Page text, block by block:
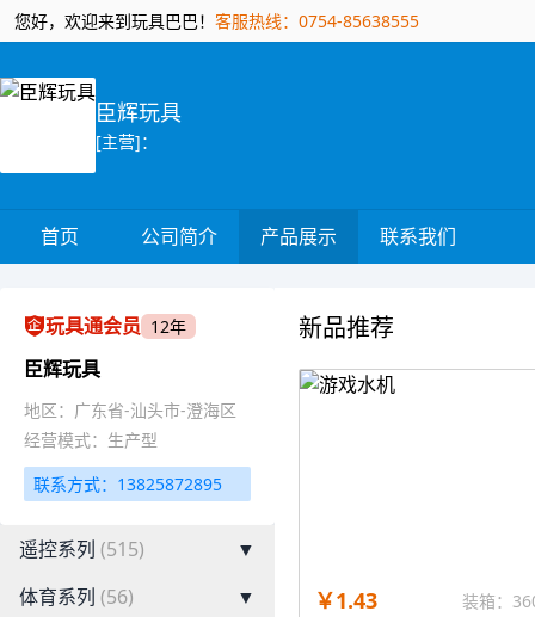
您好，欢迎来到玩具巴巴！ 客服热线：0754-85638555
臣辉玩具
[主营]：
首页 公司简介 产品展示 联系我们
玩具通会员 12年
臣辉玩具
地区：广东省-汕头市-澄海区
经营模式：生产型
联系方式：13825872895
遥控系列 (515)
▼
体育系列 (56)
▼
新品推荐
￥1.43
装箱：